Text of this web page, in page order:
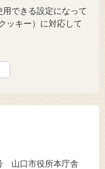
できる設定になって
ッキー）に対応して
山口市役所本庁舎